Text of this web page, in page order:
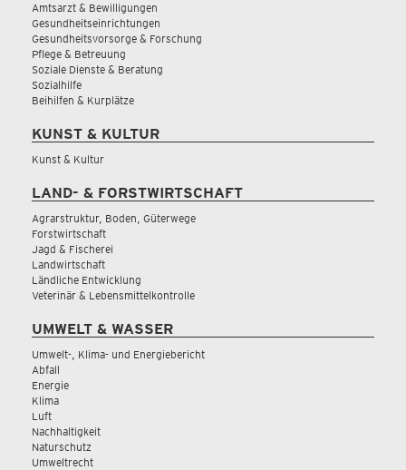
Amtsarzt & Bewilligungen
Gesundheitseinrichtungen
Gesundheitsvorsorge & Forschung
Pflege & Betreuung
Soziale Dienste & Beratung
Sozialhilfe
Beihilfen & Kurplätze
KUNST & KULTUR
Kunst & Kultur
LAND- & FORSTWIRTSCHAFT
Agrarstruktur, Boden, Güterwege
Forstwirtschaft
Jagd & Fischerei
Landwirtschaft
Ländliche Entwicklung
Veterinär & Lebensmittelkontrolle
UMWELT & WASSER
Umwelt-, Klima- und Energiebericht
Abfall
Energie
Klima
Luft
Nachhaltigkeit
Naturschutz
Umweltrecht